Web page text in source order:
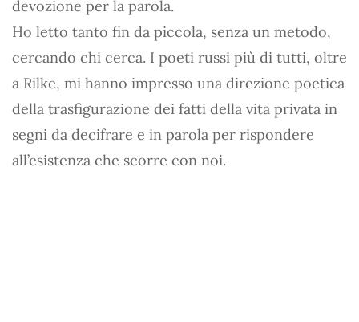
devozione per la parola.
Ho letto tanto fin da piccola, senza un metodo,
cercando chi cerca. I poeti russi più di tutti, oltre
a Rilke, mi hanno impresso una direzione poetica
della trasfigurazione dei fatti della vita privata in
segni da decifrare e in parola per rispondere
all’esistenza che scorre con noi.